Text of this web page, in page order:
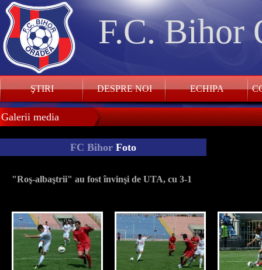
F.C. Bihor
ŞTIRI DESPRE NOI ECHIPA
Galerii media
FC Bihor Foto
"Roş-albaştrii" au fost învinşi de UTA, cu 3-1